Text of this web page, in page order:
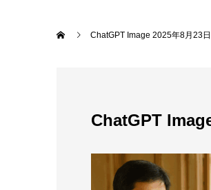
ChatGPT Image 2025年8月23
ChatGPT